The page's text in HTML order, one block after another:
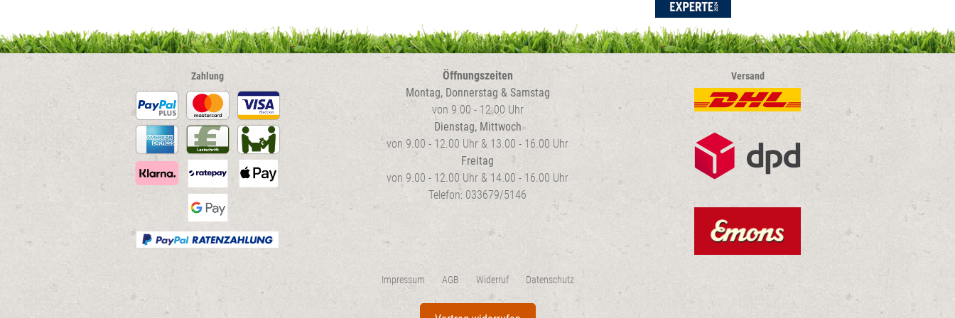
Zahlung
Öffnungszeiten
Montag, Donnerstag & Samstag
von 9.00 - 12.00 Uhr
Dienstag, Mittwoch
von 9.00 - 12.00 Uhr & 13.00 - 16.00 Uhr
Freitag
von 9.00 - 12.00 Uhr & 14.00 - 16.00 Uhr
Telefon: 033679/5146
Versand
Impressum AGB Widerruf Datenschutz